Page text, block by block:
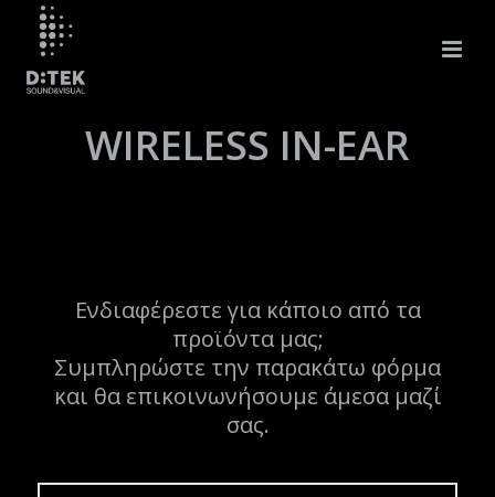
WIRELESS IN-EAR
Ενδιαφέρεστε για κάποιο από τα
προϊόντα μας;
Συμπληρώστε την παρακάτω φόρμα
και θα επικοινωνήσουμε άμεσα μαζί
σας.